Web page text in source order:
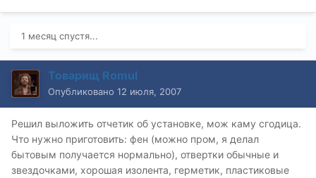
1 месяц спустя...
Товарищ Romul
Опубликовано 12 июля, 2007
Решил выложить отчетик об установке, мож каму сгодица.
Что нужно приготовить: фен (можно пром, я делал
бытовым получается нормально), отвертки обычные и
звездочками, хорошая изолента, герметик, пластиковые